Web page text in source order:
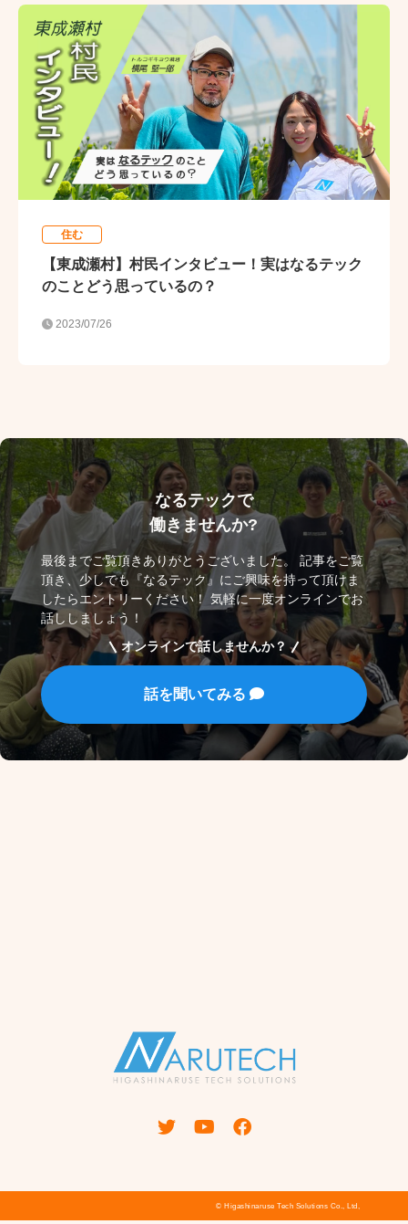
住む
【東成瀬村】村民インタビュー！実はなるテック
のことどう思っているの？
2023/07/26
なるテックで
働きませんか?
最後までご覧頂きありがとうございました。 記事をご覧
頂き、少しでも『なるテック』にご興味を持って頂けま
したらエントリーください！ 気軽に一度オンラインでお
話ししましょう！
オンラインで話しませんか？
話を聞いてみる
© Higashinaruse Tech Solutions Co., Ltd,